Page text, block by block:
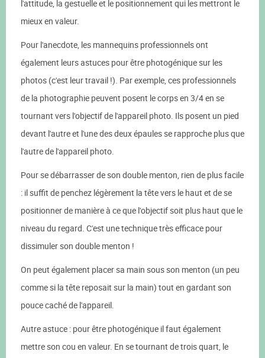
l'attitude, la gestuelle et le positionnement qui les mettront le
mieux en valeur.
Pour l'anecdote, les mannequins professionnels ont
également leurs astuces pour être photogénique sur les
photos (c'est leur travail !). Par exemple, ces professionnels
de la photographie peuvent posent le corps en 3/4 en se
tournant vers l'objectif de l'appareil photo. Ils posent un pied
devant l'autre et l'une des deux épaules se rapproche plus que
l'autre de l'appareil photo.
Pour se débarrasser de son double menton, rien de plus facile
: il suffit de penchez légèrement la tête vers le haut et de se
positionner de manière à ce que l'objectif soit plus haut que le
niveau du regard. C'est une technique très efficace pour
dissimuler son double menton !
On peut également placer sa main sous son menton (un peu
comme si la tête reposait sur la main) tout en gardant son
pouce caché de l'appareil.
Autre astuce : pour être photogénique il faut également
mettre son cou en valeur. En se tournant de trois quart, le